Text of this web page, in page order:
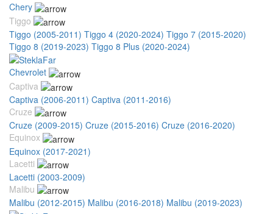
Chery
Tiggo
Tiggo (2005-2011) Tiggo 4 (2020-2024) Tiggo 7 (2015-2020)
Tiggo 8 (2019-2023) Tiggo 8 Plus (2020-2024)
Chevrolet
Captiva
Captiva (2006-2011) Captiva (2011-2016)
Cruze
Cruze (2009-2015) Cruze (2015-2016) Cruze (2016-2020)
Equinox
Equinox (2017-2021)
Lacetti
Lacetti (2003-2009)
Malibu
Malibu (2012-2015) Malibu (2016-2018) Malibu (2019-2023)